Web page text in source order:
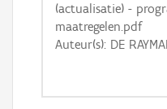
Basis Lagen
OSM-Basiskaart
GRB-Basiskaart
(actualisatie) -
maatregelen.pdf
Auteur(s): DE